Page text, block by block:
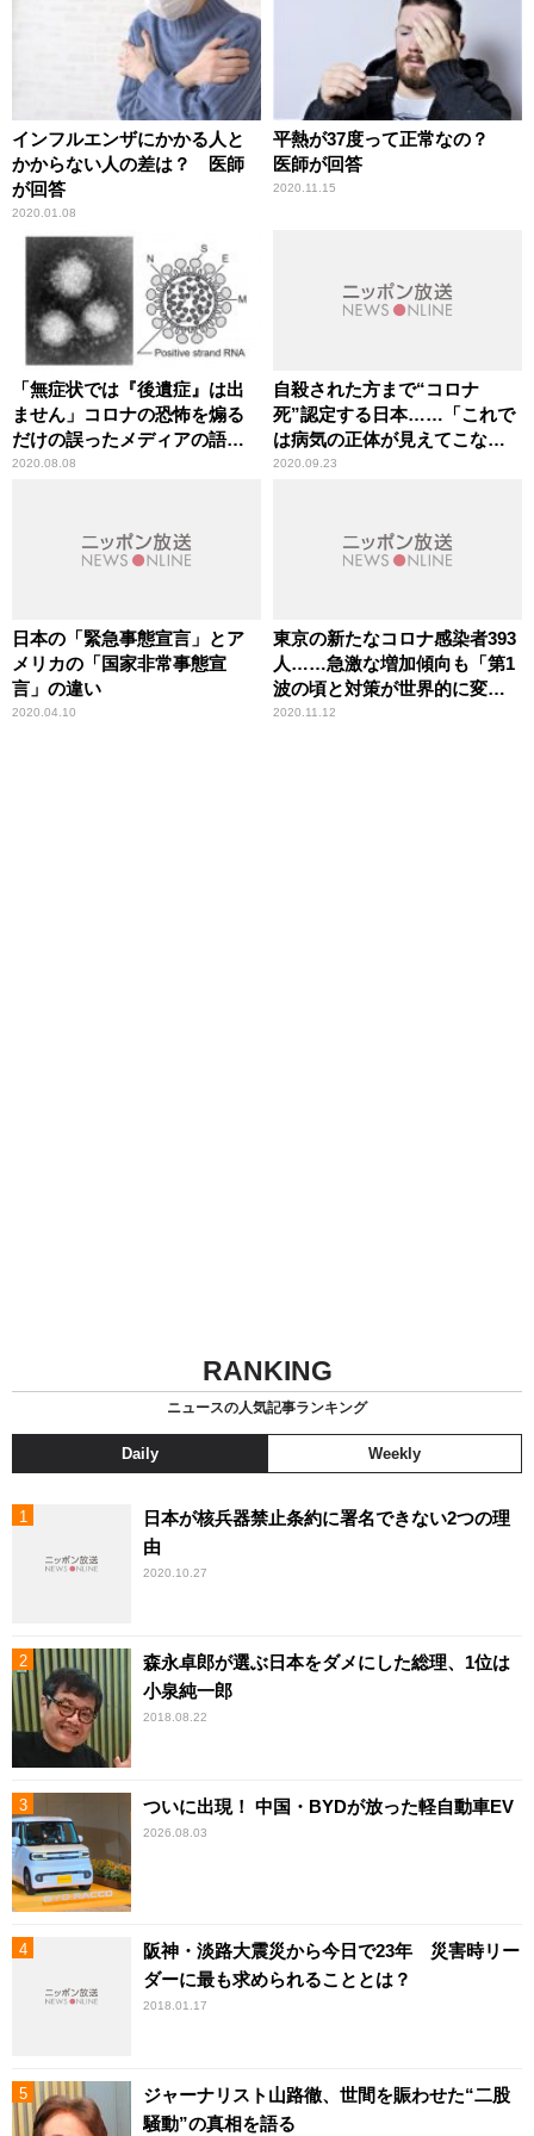
インフルエンザにかかる人と
かからない人の差は？ 医師
が回答
2020.01.08
平熱が37度って正常なの？
医師が回答
2020.11.15
「無症状では『後遺症』は出
ません」コロナの恐怖を煽る
だけの誤ったメディアの語法
に辛坊治郎が異議
2020.08.08
自殺された方まで“コロナ
死”認定する日本……「これで
は病気の正体が見えてこな
い」辛坊治郎が苦言
2020.09.23
日本の「緊急事態宣言」とア
メリカの「国家非常事態宣
言」の違い
2020.04.10
東京の新たなコロナ感染者393
人……急激な増加傾向も「第1
波の頃と対策が世界的に変わ
らない」その政治的な原因を
2020.11.12
RANKING
ニュースの人気記事ランキング
Daily Weekly
日本が核兵器禁止条約に署名できない2つの理
由
2020.10.27
森永卓郎が選ぶ日本をダメにした総理、1位は
小泉純一郎
2018.08.22
ついに出現！ 中国・BYDが放った軽自動車EV
2026.08.03
阪神・淡路大震災から今日で23年 災害時リー
ダーに最も求められることとは？
2018.01.17
ジャーナリスト山路徹、世間を賑わせた“二股
騒動”の真相を語る